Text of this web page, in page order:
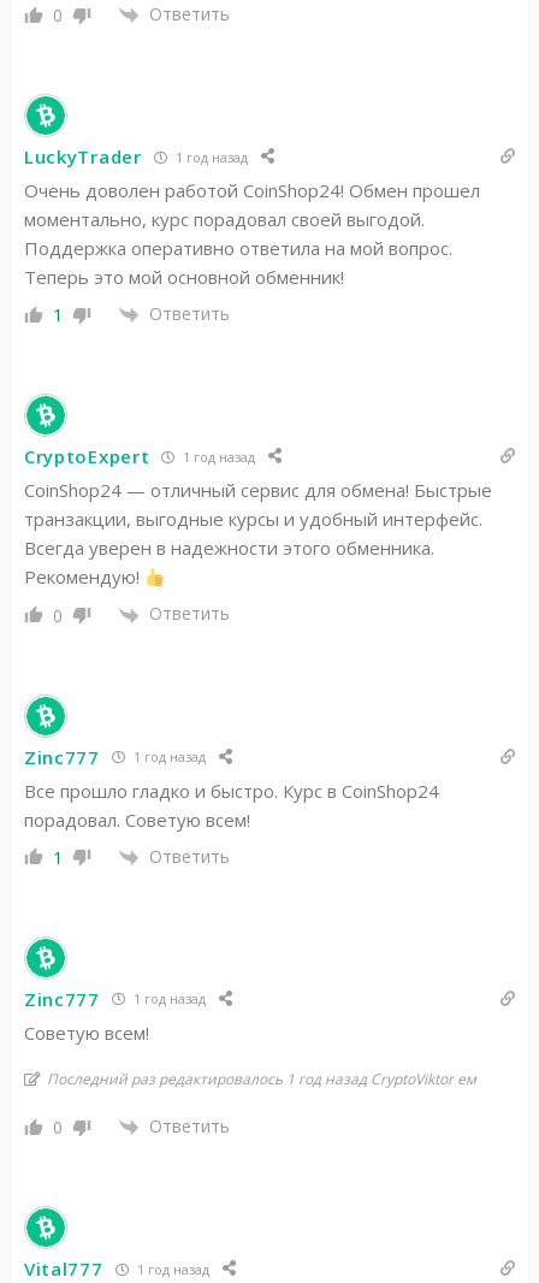
0 Ответить
LuckyTrader 1 год назад
Очень доволен работой CoinShop24! Обмен прошел
моментально, курс порадовал своей выгодой.
Поддержка оперативно ответила на мой вопрос.
Теперь это мой основной обменник!
1 Ответить
CryptoExpert 1 год назад
CoinShop24 — отличный сервис для обмена! Быстрые
транзакции, выгодные курсы и удобный интерфейс.
Всегда уверен в надежности этого обменника.
Рекомендую!
0 Ответить
Zinc777 1 год назад
Все прошло гладко и быстро. Курс в CoinShop24
порадовал. Советую всем!
1 Ответить
Zinc777 1 год назад
Советую всем!
Последний раз редактировалось 1 год назад CryptoViktor ем
0 Ответить
Vital777 1 год назад